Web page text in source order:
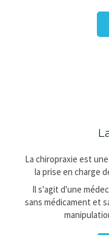
La chiropraxie est
la prise en charge
Il s'agit d'une
sans médicament et